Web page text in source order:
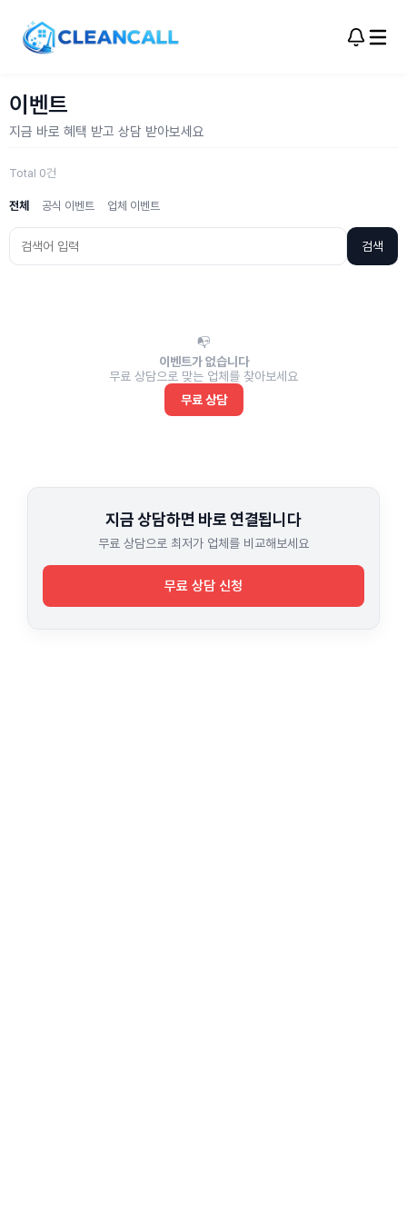
이벤트
지금 바로 혜택 받고 상담 받아보세요
Total 0건
전체 공식 이벤트 업체 이벤트
검색
📭
이벤트가 없습니다
무료 상담으로 맞는 업체를 찾아보세요
무료 상담
지금 상담하면 바로 연결됩니다
무료 상담으로 최저가 업체를 비교해보세요
무료 상담 신청